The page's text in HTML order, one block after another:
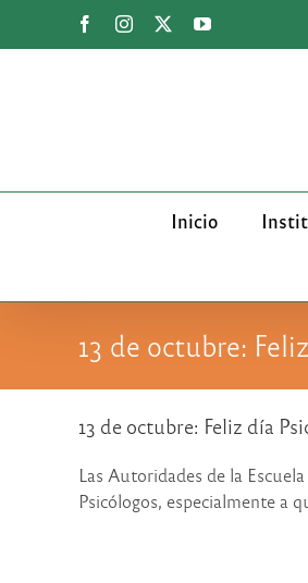
FacebookInstagram YouTube
Inicio
13 de octubre:
13 de octubre: Feliz día
Las Autoridades de la
Psicólogos, especialmente a